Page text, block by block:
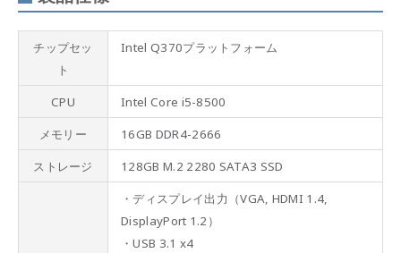
チップセッ
ト
Intel Q370プラットフォーム
CPU
Intel Core i5-8500
メモリー
16GB DDR4-2666
ストレージ
128GB M.2 2280 SATA3 SSD
・ディスプレイ出力（VGA, HDMI 1.4,
DisplayPort 1.2）
・USB 3.1 x4